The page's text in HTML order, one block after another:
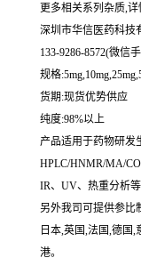
更多相关系列杂质,详
深圳市华信医药科技
133-9286-8572(微信
规格
货期:现货优势供应
纯度:98%以上
产品适用于药物研发
HPLC/HNMR/MA/
IR、UV、热重分析
另外我司可提供参比
日本,英国,法国,德国
港。